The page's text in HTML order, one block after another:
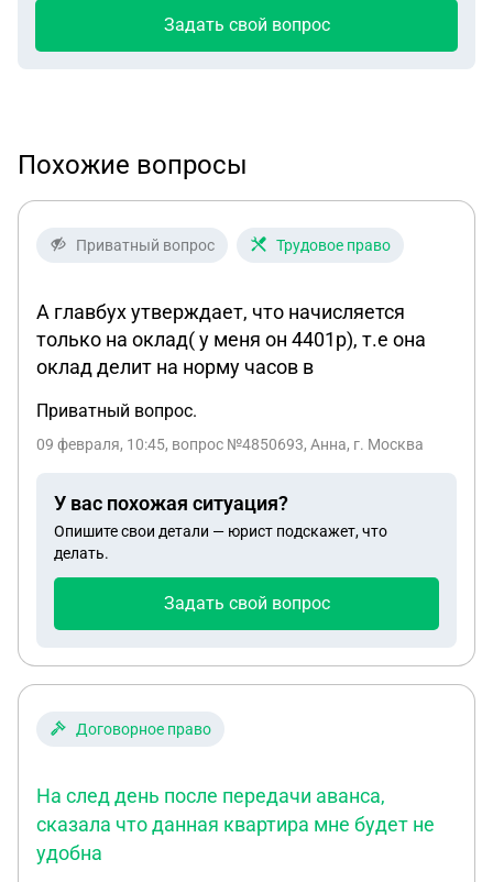
Задать свой вопрос
Похожие вопросы
Приватный вопрос Трудовое право
А главбух утверждает, что начисляется
только на оклад( у меня он 4401р), т.е она
оклад делит на норму часов в
Приватный вопрос.
09 февраля, 10:45, вопрос №4850693, Анна, г. Москва
У вас похожая ситуация?
Опишите свои детали — юрист подскажет, что
делать.
Задать свой вопрос
Договорное право
На след день после передачи аванса,
сказала что данная квартира мне будет не
удобна